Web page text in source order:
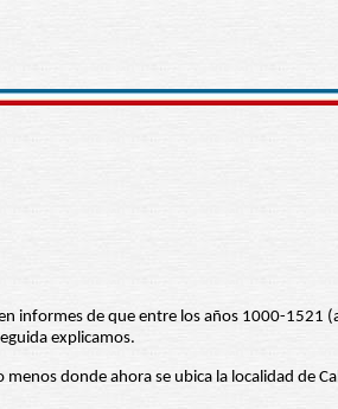
informes de que entre los años 1000-1521
explicamos.
menos donde ahora se ubica la localidad de